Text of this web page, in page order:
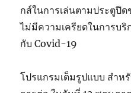
กส์ในการเล่นตามประตูปิ
ไม่มีความเครียดในการบ
กับ Covid-19
โปรแกรมเต็มรูปแบบ สำห